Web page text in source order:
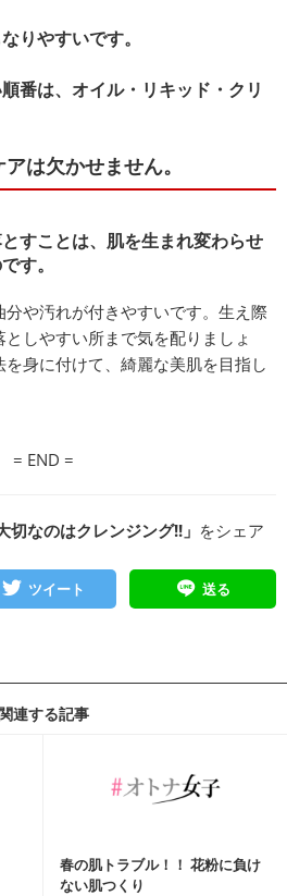
りやすいです。
番は、オイル・リキッド・クリ
は欠かせません。
すことは、肌を生まれ変わらせ
す。
や汚れが付きやすいです。生え際
しやすい所まで気を配りましょ
身に付けて、綺麗な美肌を目指し
= END =
切なのはクレンジング!!」 をシェア
ツイート 送る
連する記事
春の肌トラブル！！ 花粉に負け
ない肌つくり